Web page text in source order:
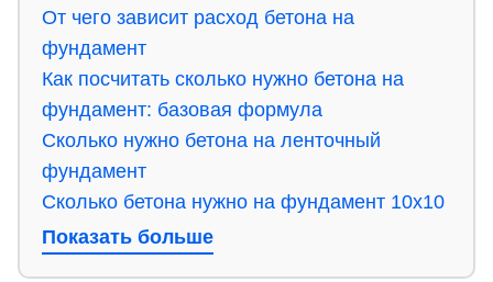
От чего зависит расход бетона на
фундамент
Как посчитать сколько нужно бетона на
фундамент: базовая формула
Сколько нужно бетона на ленточный
фундамент
Сколько бетона нужно на фундамент 10х10
Сколько нужно кубов бетона на фундамент
Показать больше